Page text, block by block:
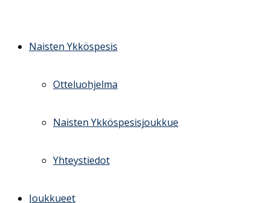
Naisten Ykköspesis
Otteluohjelma
Naisten Ykköspesisjoukkue
Yhteystiedot
Joukkueet